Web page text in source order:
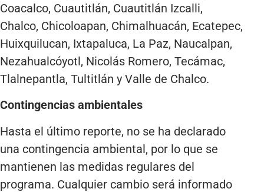
Coacalco, Cuautitlán, Cuautitlán Izcalli,
Chalco, Chicoloapan, Chimalhuacán, Ecatepec,
Huixquilucan, Ixtapaluca, La Paz, Naucalpan,
Nezahualcóyotl, Nicolás Romero, Tecámac,
Tlalnepantla, Tultitlán y Valle de Chalco.
Contingencias ambientales
Hasta el último reporte, no se ha declarado
una contingencia ambiental, por lo que se
mantienen las medidas regulares del
programa. Cualquier cambio será informado